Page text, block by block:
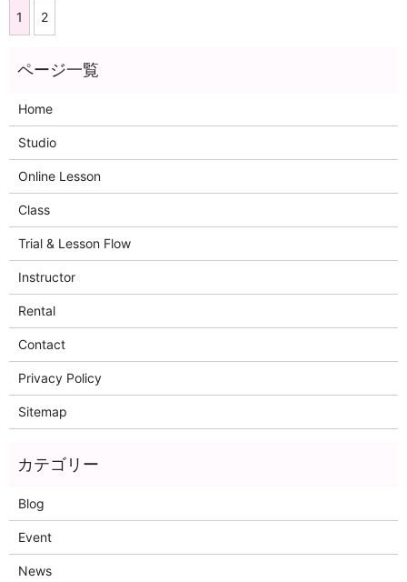
1 2
Home
Studio
Online Lesson
Class
Trial & Lesson Flow
Instructor
Rental
Contact
Privacy Policy
Sitemap
Blog
Event
News